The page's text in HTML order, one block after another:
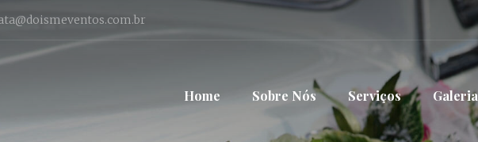
Home Sobre Nós Serviços Galeria